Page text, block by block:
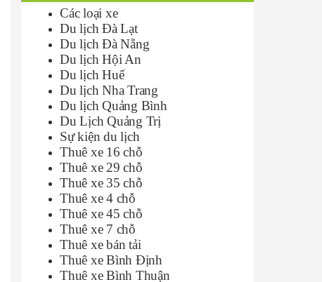
Các loại xe
Du lịch Đà Lạt
Du lịch Đà Nẵng
Du lịch Hội An
Du lịch Huế
Du lịch Nha Trang
Du lịch Quảng Bình
Du Lịch Quảng Trị
Sự kiện du lịch
Thuê xe 16 chỗ
Thuê xe 29 chỗ
Thuê xe 35 chỗ
Thuê xe 4 chỗ
Thuê xe 45 chỗ
Thuê xe 7 chỗ
Thuê xe bán tải
Thuê xe Bình Định
Thuê xe Bình Thuận